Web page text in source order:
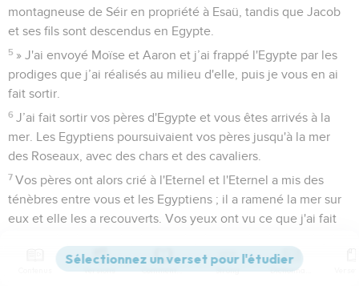
montagneuse de Séir en propriété à Esaü, tandis que Jacob
et ses fils sont descendus en Egypte.
5 » J'ai envoyé Moïse et Aaron et j’ai frappé l'Egypte par les
prodiges que j’ai réalisés au milieu d'elle, puis je vous en ai
fait sortir.
6 J’ai fait sortir vos pères d'Egypte et vous êtes arrivés à la
mer. Les Egyptiens poursuivaient vos pères jusqu'à la mer
des Roseaux, avec des chars et des cavaliers.
7 Vos pères ont alors crié à l'Eternel et l'Eternel a mis des
ténèbres entre vous et les Egyptiens ; il a ramené la mer sur
eux et elle les a recouverts. Vos yeux ont vu ce que j'ai fait
Versions Commentaires Strong